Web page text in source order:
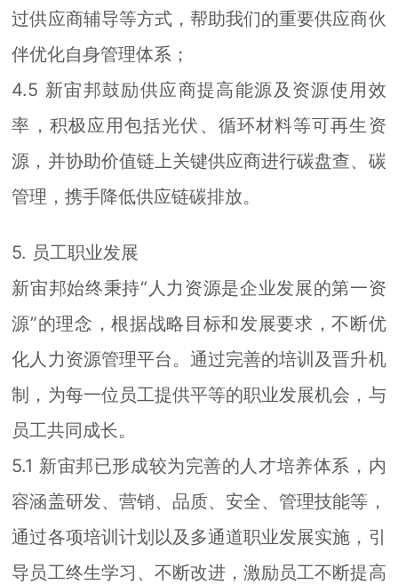
过供应商辅导等方式，帮助我们的重要供应商伙
伴优化自身管理体系；
4.5 新宙邦鼓励供应商提高能源及资源使用效
率，积极应用包括光伏、循环材料等可再生资
源，并协助价值链上关键供应商进行碳盘查、碳
管理，携手降低供应链碳排放。
5. 员工职业发展
新宙邦始终秉持“人力资源是企业发展的第一资
源”的理念，根据战略目标和发展要求，不断优
化人力资源管理平台。通过完善的培训及晋升机
制，为每一位员工提供平等的职业发展机会，与
员工共同成长。
5.1 新宙邦已形成较为完善的人才培养体系，内
容涵盖研发、营销、品质、安全、管理技能等，
通过各项培训计划以及多通道职业发展实施，引
导员工终生学习、不断改进，激励员工不断提高